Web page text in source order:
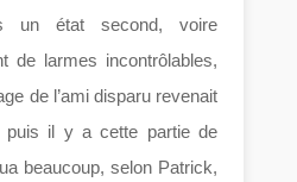
un état second, voire
de larmes incontrôlables,
de l’ami disparu revenait
puis il y a cette partie de
beaucoup, selon Patrick,